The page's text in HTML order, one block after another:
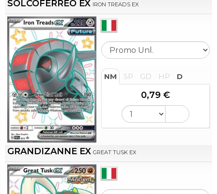
SOLCOFERREO EX IRON TREADS EX
NM SP GD HP D
0,79 €
GRANDIZANNE EX GREAT TUSK EX